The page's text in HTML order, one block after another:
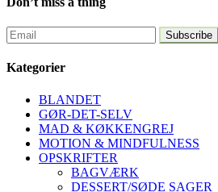
Kategorier
BLANDET
GØR-DET-SELV
MAD & KØKKENGREJ
MOTION & MINDFULNESS
OPSKRIFTER
BAGVÆRK
DESSERT/SØDE SAGER